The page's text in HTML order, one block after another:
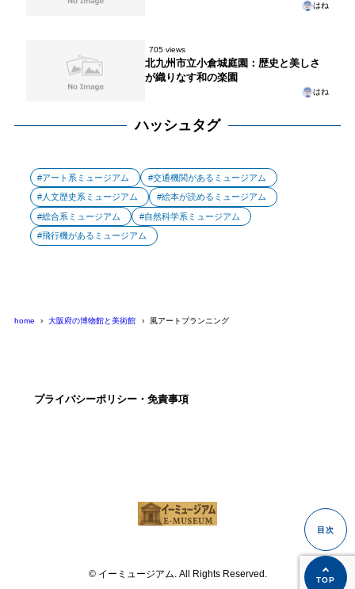
はね
705 views
北九州市立小倉城庭園：歴史と美しさ
が織りなす和の楽園
はね
ハッシュタグ
アート系ミュージアム 交通機関があるミュージアム
人文歴史系ミュージアム 絵本が読めるミュージアム
総合系ミュージアム 自然科学系ミュージアム
飛行機があるミュージアム
home 大阪府の博物館と美術館 風アートプランニング
プライバシーポリシー・免責事項
© イーミュージアム. All Rights Reserved.